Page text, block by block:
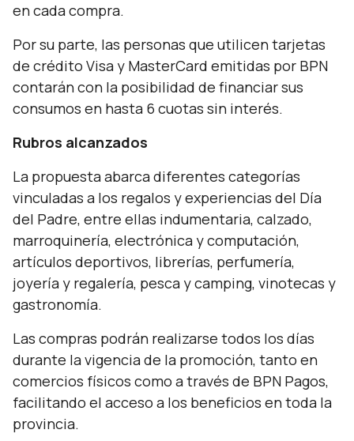
en cada compra.
Por su parte, las personas que utilicen tarjetas
de crédito Visa y MasterCard emitidas por BPN
contarán con la posibilidad de financiar sus
consumos en hasta 6 cuotas sin interés.
Rubros alcanzados
La propuesta abarca diferentes categorías
vinculadas a los regalos y experiencias del Día
del Padre, entre ellas indumentaria, calzado,
marroquinería, electrónica y computación,
artículos deportivos, librerías, perfumería,
joyería y regalería, pesca y camping, vinotecas y
gastronomía.
Las compras podrán realizarse todos los días
durante la vigencia de la promoción, tanto en
comercios físicos como a través de BPN Pagos,
facilitando el acceso a los beneficios en toda la
provincia.